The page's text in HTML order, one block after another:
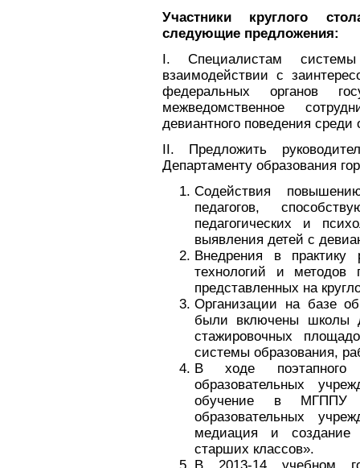
Участники круглого
следующие предложения:
I. Специалистам
взаимодействии с
федеральных органов
межведомственное
девиантного поведения
II. Предложить
Департаменту образования
Содействия
педагогов,
педагогических и
выявления детей с
Внедрения в практику
технологий и методов
представленных на
Организации на базе
были включены школы
стажировочных
системы образования,
В ходе
образовательных
обучение в МГППУ
образовательных
медиация и создание
старших классов».